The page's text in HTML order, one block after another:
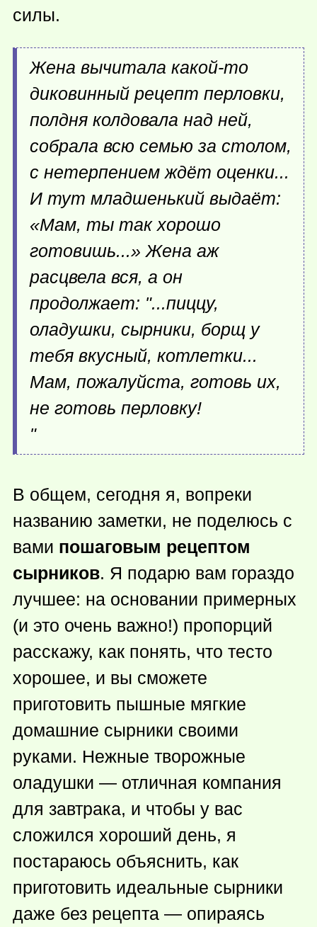
силы.
Жена вычитала какой-то
диковинный рецепт перловки,
полдня колдовала над ней,
собрала всю семью за столом,
с нетерпением ждёт оценки...
И тут младшенький выдаёт:
«Мам, ты так хорошо
готовишь...» Жена аж
расцвела вся, а он
продолжает: "...пиццу,
оладушки, сырники, борщ у
тебя вкусный, котлетки...
Мам, пожалуйста, готовь их,
не готовь перловку!
"
В общем, сегодня я, вопреки
названию заметки, не поделюсь с
вами пошаговым рецептом
сырников. Я подарю вам гораздо
лучшее: на основании примерных
(и это очень важно!) пропорций
расскажу, как понять, что тесто
хорошее, и вы сможете
приготовить пышные мягкие
домашние сырники своими
руками. Нежные творожные
оладушки — отличная компания
для завтрака, и чтобы у вас
сложился хороший день, я
постараюсь объяснить, как
приготовить идеальные сырники
даже без рецепта — опираясь